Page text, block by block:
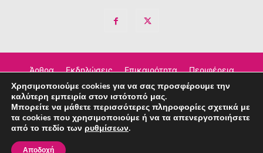
Άρθρα Εκδηλώσεις Επικαιρότητα Περιφέρεια
Σχόλια Τέχνη – Πολιτισμός Διαφημιστείτε
Επικοινωνία
Χρησιμοποιούμε cookies για να σας προσφέρουμε την
καλύτερη εμπειρία στον ιστότοπό μας.
Μπορείτε να μάθετε περισσότερες πληροφορίες σχετικά με
τα cookies που χρησιμοποιούμε ή να τα απενεργοποιήσετε
από το πεδίο των ρυθμίσεων.
Αποδοχή